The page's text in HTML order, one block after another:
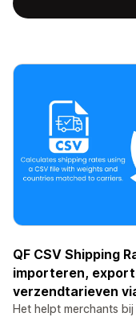
QF CSV Shipping
importeren,
verzendtarieven
Het helpt merchants